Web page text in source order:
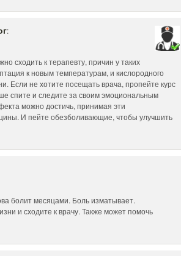
:
сходить к терапевту, причин у таких
к новым температурам, и кислородного
Если не хотите посещать врача, пропейте курс
спите и следите за своим эмоциональным
можно достичь, принимая эти
И пейте обезболивающие, чтобы улучшить
болит месяцами. Боль изматывает.
и сходите к врачу. Также может помочь